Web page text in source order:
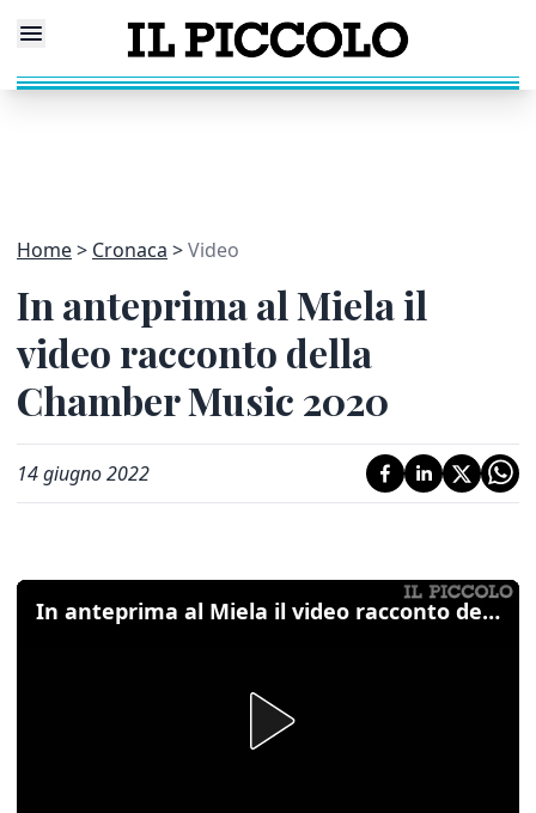
Home Cronaca Video
In anteprima al Miela il
video racconto della
Chamber Music 2020
14 giugno 2022
In anteprima al Miela il video racconto della Chamber Music 2020